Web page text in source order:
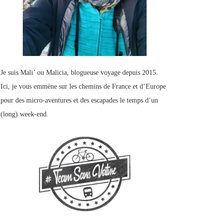
Je suis Mali’ ou Malicia, blogueuse voyage depuis 2015.
Ici, je vous emmène sur les chemins de France et d’Europe
pour des micro-aventures et des escapades le temps d’un
(long) week-end.